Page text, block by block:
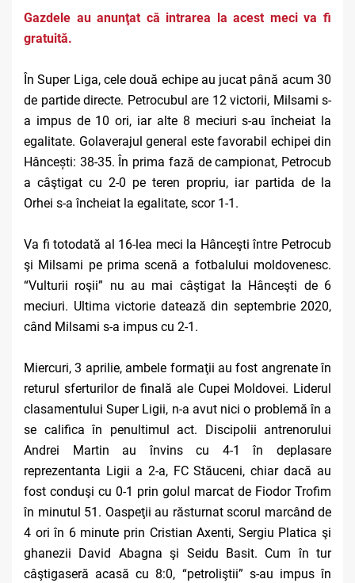
Gazdele au anunţat că intrarea la acest meci va fi
gratuită.
În Super Liga, cele două echipe au jucat până acum 30
de partide directe. Petrocubul are 12 victorii, Milsami s-
a impus de 10 ori, iar alte 8 meciuri s-au încheiat la
egalitate. Golaverajul general este favorabil echipei din
Hâncești: 38-35. În prima fază de campionat, Petrocub
a câştigat cu 2-0 pe teren propriu, iar partida de la
Orhei s-a încheiat la egalitate, scor 1-1.
Va fi totodată al 16-lea meci la Hânceşti între Petrocub
şi Milsami pe prima scenă a fotbalului moldovenesc.
“Vulturii roşii” nu au mai câştigat la Hânceşti de 6
meciuri. Ultima victorie datează din septembrie 2020,
când Milsami s-a impus cu 2-1.
Miercuri, 3 aprilie, ambele formaţii au fost angrenate în
returul sferturilor de finală ale Cupei Moldovei. Liderul
clasamentului Super Ligii, n-a avut nici o problemă în a
se califica în penultimul act. Discipolii antrenorului
Andrei Martin au învins cu 4-1 în deplasare
reprezentanta Ligii a 2-a, FC Stăuceni, chiar dacă au
fost conduşi cu 0-1 prin golul marcat de Fiodor Trofim
în minutul 51. Oaspeţii au răsturnat scorul marcând de
4 ori în 6 minute prin Cristian Axenti, Sergiu Platica şi
ghanezii David Abagna şi Seidu Basit. Cum în tur
câştigaseră acasă cu 8:0, “petroliştii” s-au impus în